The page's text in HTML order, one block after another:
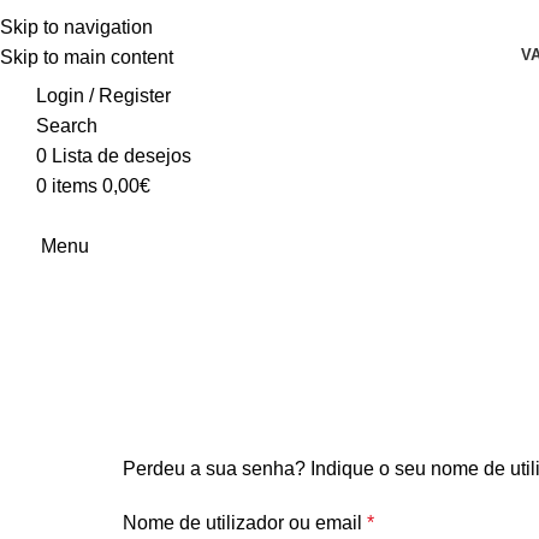
Skip to navigation
Skip to main content
Login / Register
Search
0 Lista de desejos
0 items 0,00€
Menu
Perdeu a sua senha? Indique o seu nome de
Nome de utilizador ou email *